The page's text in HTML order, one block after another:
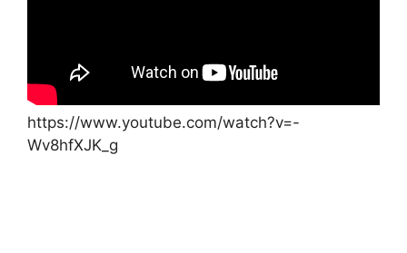
https://www.youtube.com/watch?v=-
Wv8hfXJK_g